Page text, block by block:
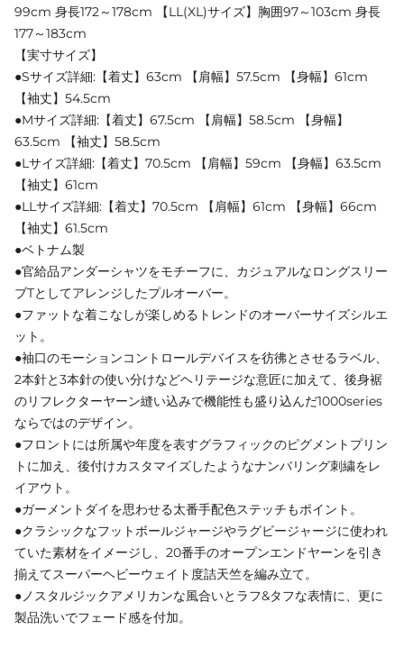
99cm 身長172～178cm 【LL(XL)サイズ】胸囲97～103cm 身長
177～183cm
【実寸サイズ】
●Sサイズ詳細:【着丈】63cm 【肩幅】57.5cm 【身幅】61cm
【袖丈】54.5cm
●Mサイズ詳細:【着丈】67.5cm 【肩幅】58.5cm 【身幅】
63.5cm 【袖丈】58.5cm
●Lサイズ詳細:【着丈】70.5cm 【肩幅】59cm 【身幅】63.5cm
【袖丈】61cm
●LLサイズ詳細:【着丈】70.5cm 【肩幅】61cm 【身幅】66cm
【袖丈】61.5cm
●ベトナム製
●官給品アンダーシャツをモチーフに、カジュアルなロングスリー
ブTとしてアレンジしたプルオーバー。
●ファットな着こなしが楽しめるトレンドのオーバーサイズシルエ
ット。
●袖口のモーションコントロールデバイスを彷彿とさせるラベル、
2本針と3本針の使い分けなどヘリテージな意匠に加えて、後身裾
のリフレクターヤーン縫い込みで機能性も盛り込んだ1000series
ならではのデザイン。
●フロントには所属や年度を表すグラフィックのピグメントプリン
トに加え、後付けカスタマイズしたようなナンバリング刺繍をレ
イアウト。
●ガーメントダイを思わせる太番手配色ステッチもポイント。
●クラシックなフットボールジャージやラグビージャージに使われ
ていた素材をイメージし、20番手のオープンエンドヤーンを引き
揃えてスーパーヘビーウェイト度詰天竺を編み立て。
●ノスタルジックアメリカンな風合いとラフ&タフな表情に、更に
製品洗いでフェード感を付加。